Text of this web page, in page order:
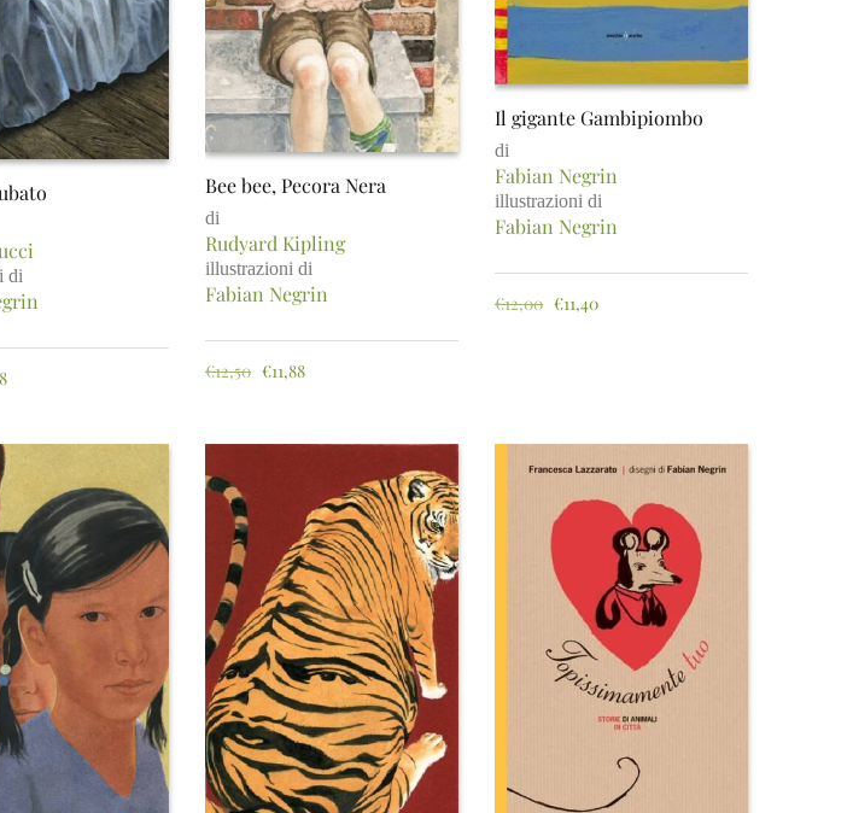
di
Bee bee, Pecora Nera
di
Rudyard Kipling
illustrazioni di
Fabian Negrin
€12,50 €11,88
Il gigante Gambipiombo
di
Fabian Negrin
illustrazioni di
Fabian Negrin
€12,00 €11,40